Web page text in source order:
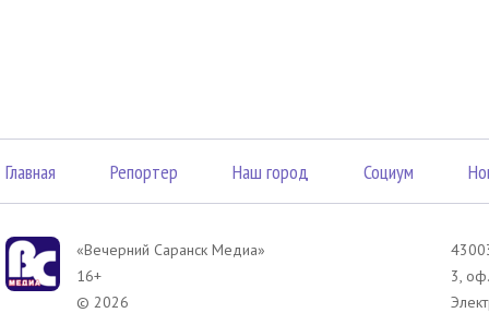
Главная Репортер Наш город Социум
«Вечерний Саранск Mедиа»
16+
© 2026
3,